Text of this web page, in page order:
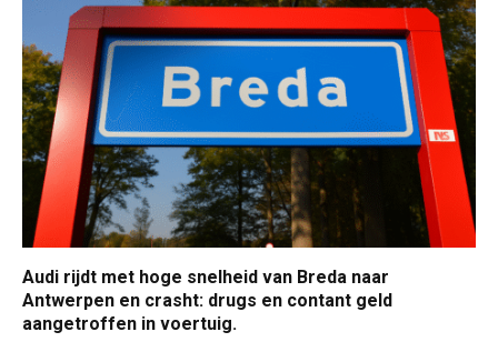
Audi rijdt met hoge snelheid van Breda naar
Antwerpen en crasht: drugs en contant geld
aangetroffen in voertuig.